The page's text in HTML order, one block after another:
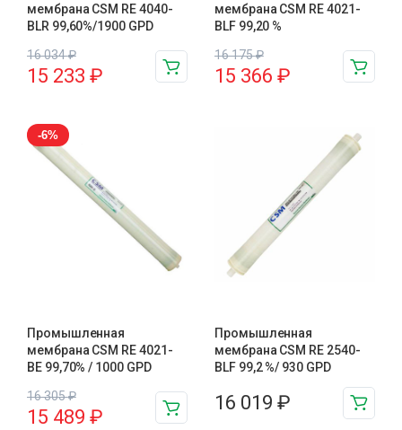
мембрана CSM RE 4040-
BLR 99,60%/1900 GPD
16 034₽
15 233 ₽
мембрана CSM RE 4021-
BLF 99,20 %
16 175₽
15 366 ₽
-6%
Промышленная
мембрана CSM RE 4021-
BE 99,70% / 1000 GPD
16 305₽
15 489 ₽
Промышленная
мембрана CSM RE 2540-
BLF 99,2 %/ 930 GPD
16 019 ₽